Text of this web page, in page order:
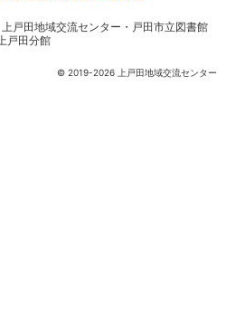
© 2019-2026 上戸田地域交流センター
上戸田地域交流センター・戸田市立図書館
上戸田分館